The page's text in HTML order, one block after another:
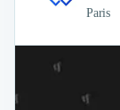
Paris